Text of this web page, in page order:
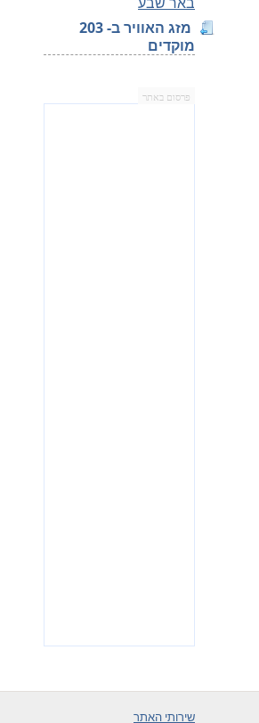
מזג האוויר ב- 203
מוקדים
פרסום באתר
שירותי האתר